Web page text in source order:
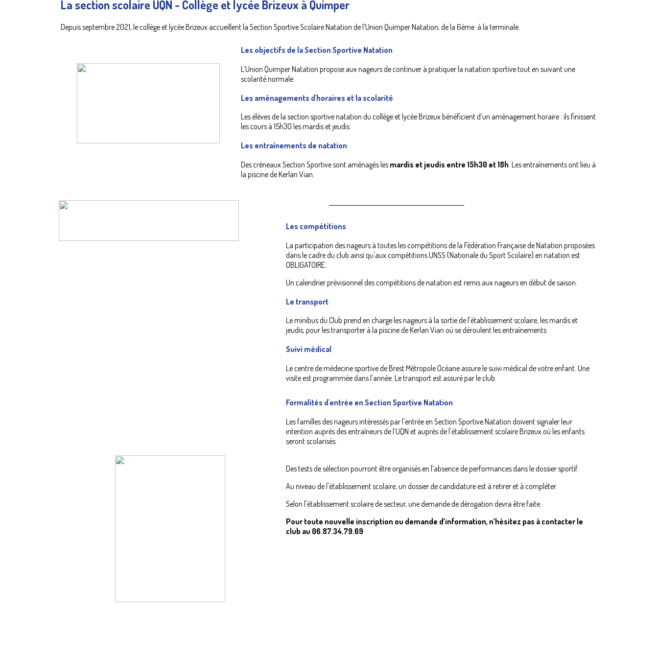
La section scolaire UQN - Collège et lycée Brizeux à Quimper
Depuis septembre 2021, le collège et lycée Brizeux accueillent la Section Sportive Scolaire Natation de l’Union Quimper Natation, de la 6ème à la terminale.
Les objectifs de la Section Sportive Natation
L’Union Quimper Natation propose aux nageurs de continuer à pratiquer la natation sportive tout en suivant une
scolarité normale.
Les aménagements d'horaires et la scolarité
Les élèves de la section sportive natation du collège et lycée Brizeux bénéficient d’un aménagement horaire : ils finissent
les cours à 15h30 les mardis et jeudis.
Les entraînements de natation
Des créneaux Section Sportive sont aménagés les mardis et jeudis entre 15h30 et 18h. Les entraînements ont lieu à
la piscine de Kerlan Vian.
Les compétitions
La participation des nageurs à toutes les compétitions de la Fédération Française de Natation proposées
dans le cadre du club ainsi qu'aux compétitions UNSS (Nationale du Sport Scolaire) en natation est
OBLIGATOIRE.
Un calendrier prévisionnel des compétitions de natation est remis aux nageurs en début de saison.
Le transport
Le minibus du Club prend en charge les nageurs à la sortie de l'établissement scolaire, les mardis et
jeudis, pour les transporter à la piscine de Kerlan Vian où se déroulent les entraînements
Suivi médical
Le centre de médecine sportive de Brest Métropole Océane assure le suivi médical de votre enfant. Une
visite est programmée dans l’année. Le transport est assuré par le club.
Formalités d'entrée en Section Sportive Natation
Les familles des nageurs intéressés par l'entrée en Section Sportive Natation doivent signaler leur
intention auprès des entraîneurs de l’UQN et auprès de l'établissement scolaire Brizeux où les enfants
seront scolarisés.
Des tests de sélection pourront être organisés en l’absence de performances dans le dossier sportif.
Au niveau de l'établissement scolaire, un dossier de candidature est à retirer et à compléter.
Selon l'établissement scolaire de secteur, une demande de dérogation devra être faite.
Pour toute nouvelle inscription ou demande d’information, n’hésitez pas à contacter le
club au 06.87.34.79.69